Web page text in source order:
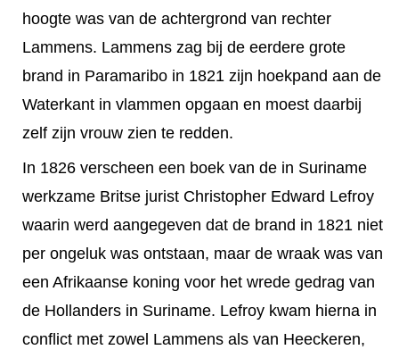
hoogte was van de achtergrond van rechter
Lammens. Lammens zag bij de eerdere grote
brand in Paramaribo in 1821 zijn hoekpand aan de
Waterkant in vlammen opgaan en moest daarbij
zelf zijn vrouw zien te redden.
In 1826 verscheen een boek van de in Suriname
werkzame Britse jurist Christopher Edward Lefroy
waarin werd aangegeven dat de brand in 1821 niet
per ongeluk was ontstaan, maar de wraak was van
een Afrikaanse koning voor het wrede gedrag van
de Hollanders in Suriname. Lefroy kwam hierna in
conflict met zowel Lammens als van Heeckeren,